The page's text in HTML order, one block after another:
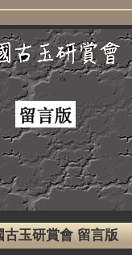
古玉研賞會 留言版